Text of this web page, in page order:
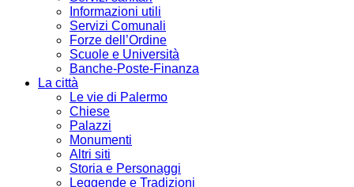
Informazioni utili
Servizi Comunali
Forze dell’Ordine
Scuole e Università
Banche-Poste-Finanza
La città
Le vie di Palermo
Chiese
Palazzi
Monumenti
Altri siti
Storia e Personaggi
Leggende e Tradizioni